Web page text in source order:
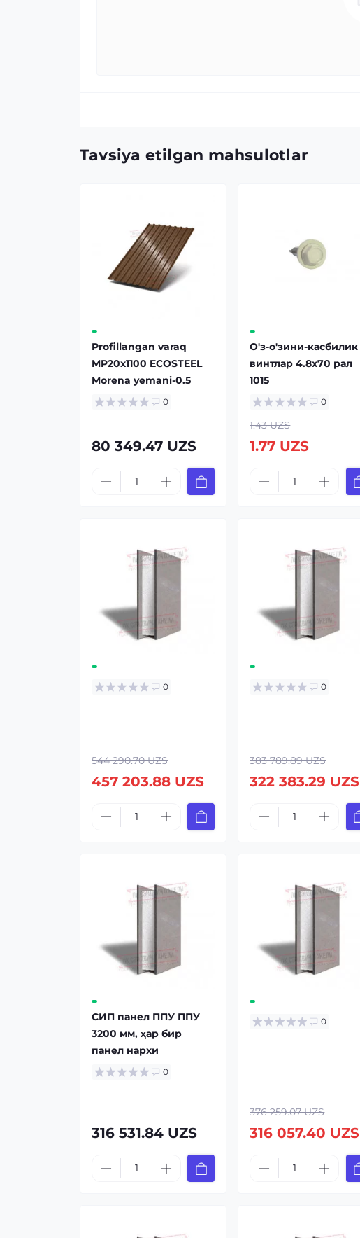
Tavsiya etilgan mahsulotlar
Profillangan varaq
MP20x1100 ECOSTEEL
Morena yemani-0.5
0
80 349.47 UZS
О'з-о'зини-касбилик
винтлар 4.8x70 рал
1015
0
1.43 UZS
1.77 UZS
0
544 290.70 UZS
457 203.88 UZS
0
383 789.89 UZS
322 383.29 UZS
СИП панел ППУ ППУ
3200 мм, ҳар бир
панел нарxи
0
316 531.84 UZS
0
376 259.07 UZS
316 057.40 UZS